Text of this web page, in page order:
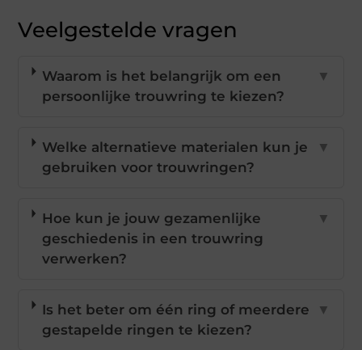
Veelgestelde vragen
Waarom is het belangrijk om een
persoonlijke trouwring te kiezen?
▼
Welke alternatieve materialen kun je
gebruiken voor trouwringen?
▼
Hoe kun je jouw gezamenlijke
geschiedenis in een trouwring
verwerken?
▼
Is het beter om één ring of meerdere
gestapelde ringen te kiezen?
▼